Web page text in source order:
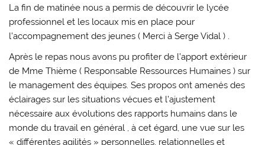
La fin de matinée nous a permis de découvrir le lycée
professionnel et les locaux mis en place pour
l’accompagnement des jeunes ( Merci à Serge Vidal ) .
Après le repas nous avons pu profiter de l’apport extérieur
de Mme Thième ( Responsable Ressources Humaines ) sur
le management des équipes. Ses propos ont amenés des
éclairages sur les situations vécues et l’ajustement
nécessaire aux évolutions des rapports humains dans le
monde du travail en général , à cet égard, une vue sur les
« différentes agilités » personnelles, relationnelles et